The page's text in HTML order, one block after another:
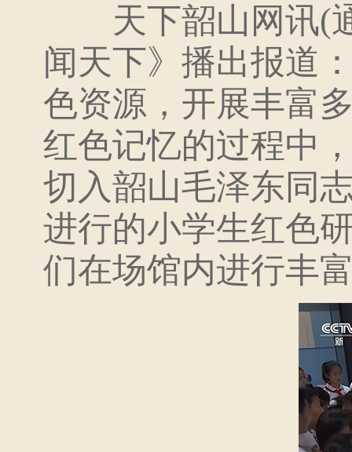
天下韶山网讯(通
闻天下》播出报道
色资源，开展丰富
红色记忆的过程中
切入韶山毛泽东同
进行的小学生红色
们在场馆内进行丰